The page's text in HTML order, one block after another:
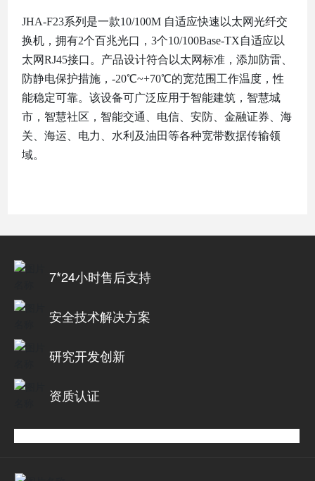
JHA-F23系列是一款10/100M 自适应快速以太网光纤交
换机 ，拥有2个百兆光口，3个10/100Base-TX自适应以
太网RJ45接口。产品设计符合以太网标准，添加防雷、
防静电保护措施，-20℃~+70℃的宽范围工作温度，性
能稳定可靠。该设备可广泛应用于智能建筑，智慧城
市，智慧社区，智能交通、电信、安防、金融证券、海
关、海运、电力、水利及油田等各种宽带数据传输领
域。
7*24小时售后支持
安全技术解决方案
研究开发创新
资质认证